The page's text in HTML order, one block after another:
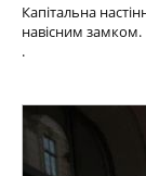
Капітальна
навісним замком.
.